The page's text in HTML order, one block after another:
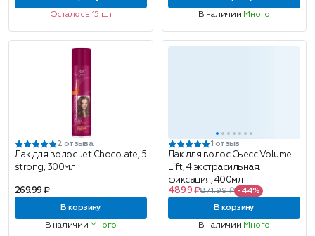
Осталось 15 шт В наличии Много
2 отзыва
Лак для волос Jet Chocolate, 5
strong, 300мл
269.99 ₽
В корзину
В наличии Много
1 отзыв
Лак для волос Сьесс Volume
Lift, 4 экстрасильная
фиксация, 400мл
489.9 ₽871.99 ₽ -44%
В корзину
В наличии Много